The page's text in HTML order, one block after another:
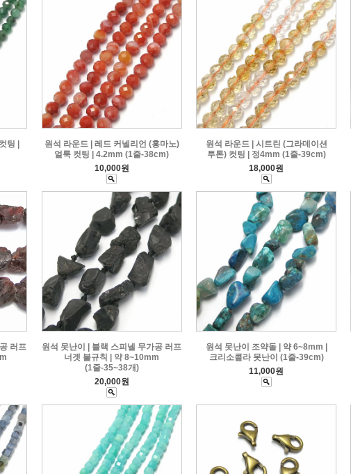
팅 |
원석 라운드 | 레드 커넬리언 (홍마노)
얼룩 컷팅 | 4.2mm (1줄-38cm)
10,000원
원석 라운드 | 시트린 (그라데이션
투톤) 컷팅 | 정4mm (1줄-39cm)
18,000원
러프
원석 못난이 | 블랙 스피넬 무가공 러프
너겟 불규칙 | 약 8~10mm
(1줄-35~38개)
20,000원
원석 못난이 조약돌 | 약 6~8mm |
크리소콜라 못난이 (1줄-39cm)
11,000원